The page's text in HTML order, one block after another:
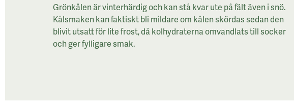
Grönkålen är vinterhärdig och kan stå kvar ute på fält även i snö.
Kålsmaken kan faktiskt bli mildare om kålen skördas sedan den
blivit utsatt för lite frost, då kolhydraterna omvandlats till socker
och ger fylligare smak.